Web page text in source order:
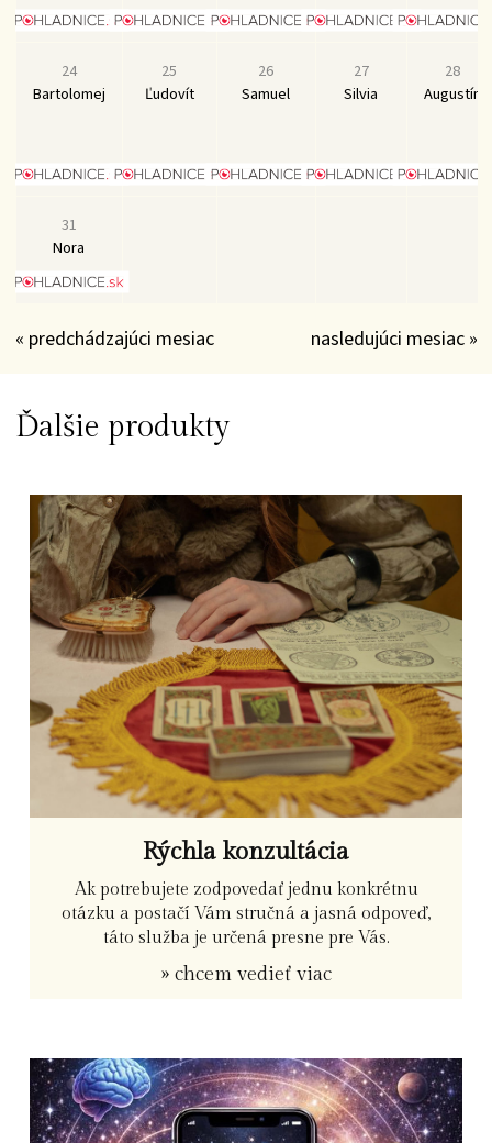
24
Bartolomej
25
Ľudovít
26
Samuel
27
Silvia
28
Augustín
31
Nora
« predchádzajúci mesiac nasledujúci mesiac »
Ďalšie produkty
Rýchla konzultácia
Ak potrebujete zodpovedať jednu konkrétnu
otázku a postačí Vám stručná a jasná odpoveď,
táto služba je určená presne pre Vás.
» chcem vedieť viac